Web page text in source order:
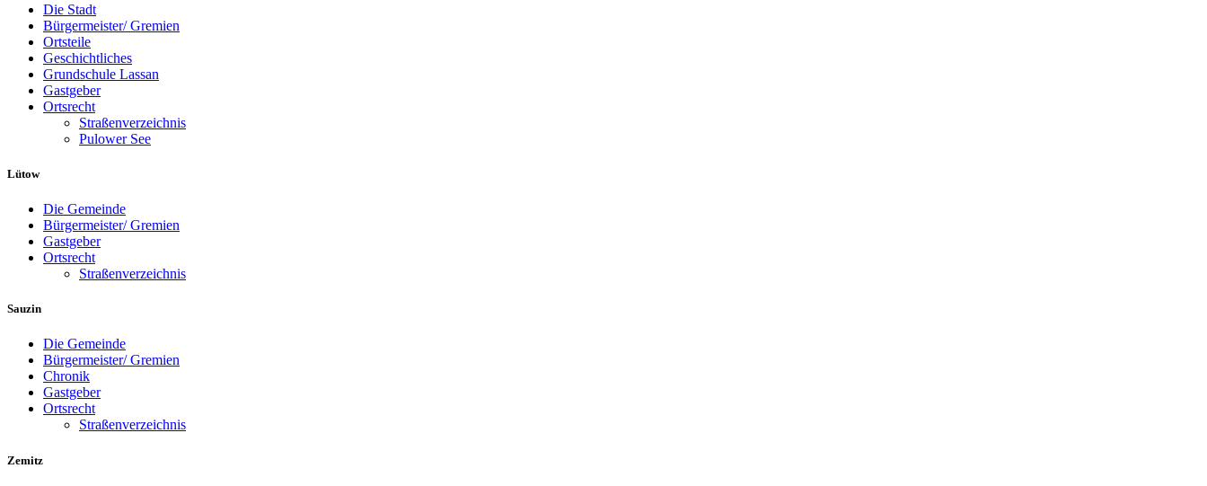
Die Stadt
Bürgermeister/ Gremien
Ortsteile
Geschichtliches
Grundschule Lassan
Gastgeber
Ortsrecht
Straßenverzeichnis
Pulower See
Lütow
Die Gemeinde
Bürgermeister/ Gremien
Gastgeber
Ortsrecht
Straßenverzeichnis
Sauzin
Die Gemeinde
Bürgermeister/ Gremien
Chronik
Gastgeber
Ortsrecht
Straßenverzeichnis
Zemitz